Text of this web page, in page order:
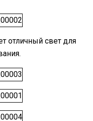
отличный свет для